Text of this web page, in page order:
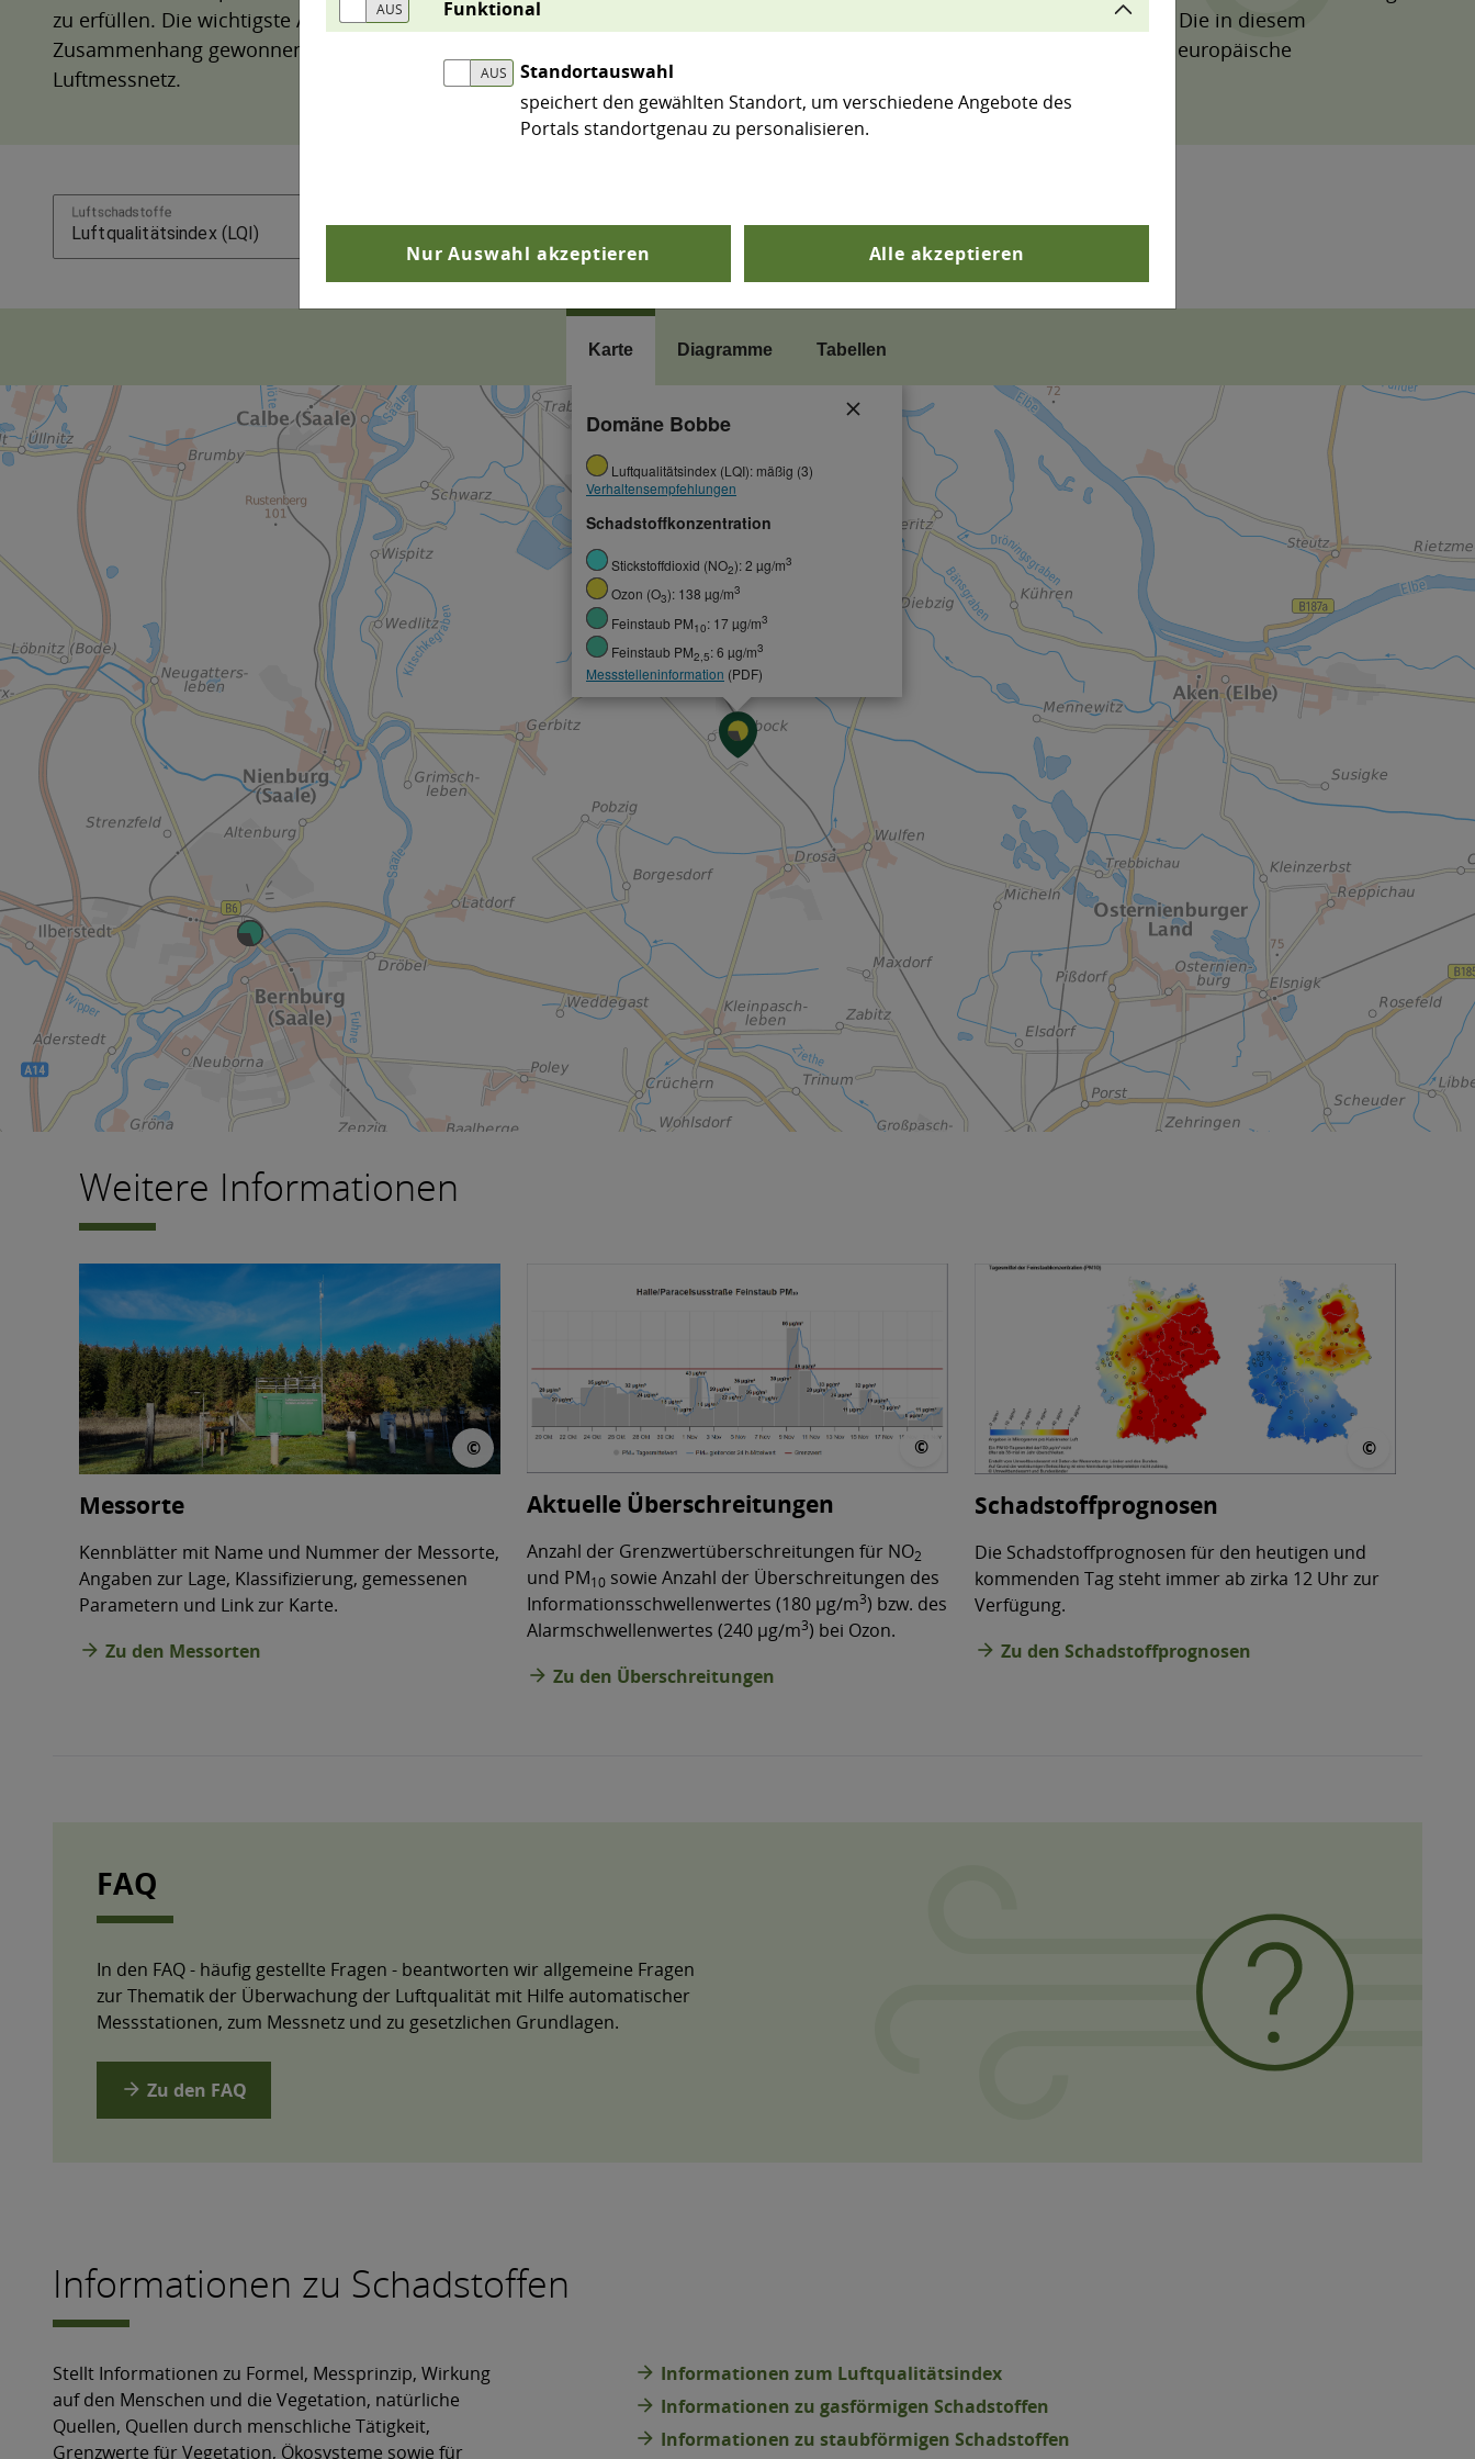
zu erfüllen. Die wichtigste Aufgabe besteht in der Überwachung und Beurteilung der Luftqualität gemäß der 39. BImSchV. Die in diesem
Zusammenhang gewonnenen Messdaten bilden eine wesentliche Grundlage für den Datenverbund Deutschland und das europäische
Luftmessnetz.
Weitere Informationen
© © LÜSA
Messorte
Kennblätter mit Name und Nummer der Messorte,
Angaben zur Lage, Klassifizierung, gemessenen
Parametern und Link zur Karte.
arrow_forward Zu den Messorten
© © LÜSA
Aktuelle Überschreitungen
Anzahl der Grenzwertüberschreitungen für NO2
und PM10 sowie Anzahl der Überschreitungen des
Informationsschwellenwertes (180 µg/m3) bzw. des
Alarmschwellenwertes (240 µg/m3) bei Ozon.
arrow_forward Zu den Überschreitungen
©
Schadstoffprognosen
Die Schadstoffprognosen für den heutigen und
kommenden Tag steht immer ab zirka 12 Uhr zur
Verfügung.
arrow_forward Zu den Schadstoffprognosen
FAQ
In den FAQ - häufig gestellte Fragen - beantworten wir allgemeine Fragen
zur Thematik der Überwachung der Luftqualität mit Hilfe automatischer
Messstationen, zum Messnetz und zu gesetzlichen Grundlagen.
arrow_forward Zu den FAQ
Informationen zu Schadstoffen
Stellt Informationen zu Formel, Messprinzip, Wirkung
auf den Menschen und die Vegetation, natürliche
Quellen, Quellen durch menschliche Tätigkeit,
Grenzwerte für Vegetation, Ökosysteme sowie für
arrow_forward Informationen zum Luftqualitätsindex
arrow_forward Informationen zu gasförmigen Schadstoffen
arrow_forward Informationen zu staubförmigen Schadstoffen
Funktional
Standortauswahl
speichert den gewählten Standort, um verschiedene Angebote des
Portals standortgenau zu personalisieren.
Nur Auswahl akzeptieren Alle akzeptieren